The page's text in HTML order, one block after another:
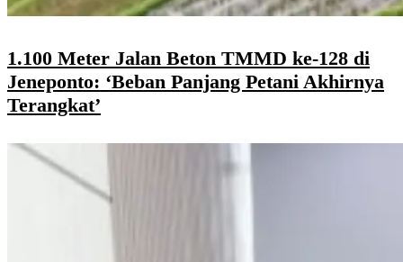
1.100 Meter Jalan Beton TMMD ke-128 di
Jeneponto: ‘Beban Panjang Petani Akhirnya
Terangkat’